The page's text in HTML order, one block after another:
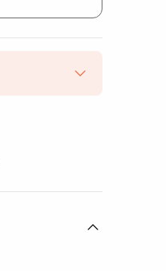
Немає в наявності!